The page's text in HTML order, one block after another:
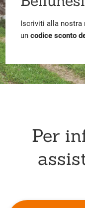
Iscriviti alla nostra
uncodice sconto
Per